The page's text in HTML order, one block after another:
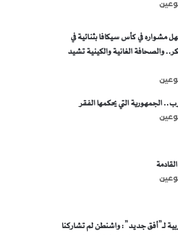
مشواره في كأس سيكافا بثنائية في
والصحافة الغانية والكينية تشيد
الجمهورية التي يحكمها الفقر
لـ”أفق جديد”: واشنطن لم تشاركنا